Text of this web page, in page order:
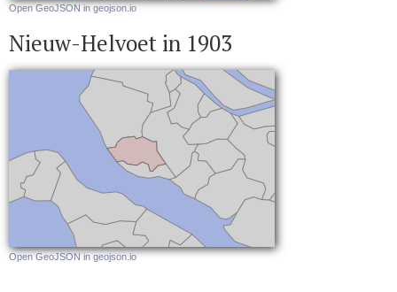
Open GeoJSON in geojson.io
Nieuw-Helvoet in 1903
Open GeoJSON in geojson.io